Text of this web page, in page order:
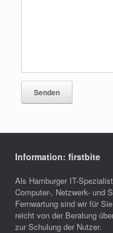
Information: firstbite
Als Hamburger IT-
Computer-, Netzwerk- und
Fernwartung sind wir für
reicht von der Beratung
zur Schulung der Nutzer.